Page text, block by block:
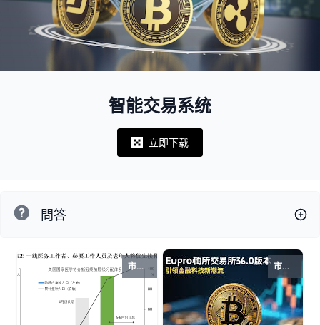
智能交易系统
Notifications
立即下载
問答
市场走势 市场走势